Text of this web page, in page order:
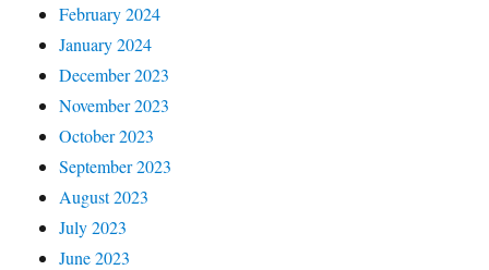
February 2024
January 2024
December 2023
November 2023
October 2023
September 2023
August 2023
July 2023
June 2023